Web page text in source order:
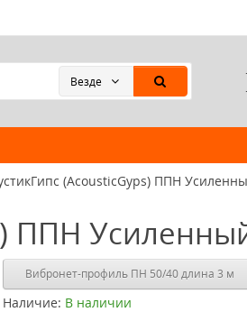
Везде
(AcousticGyps) ППН
ППН
Вибронет-профиль ПН 50/40 длина 3 м
Наличие: В наличии